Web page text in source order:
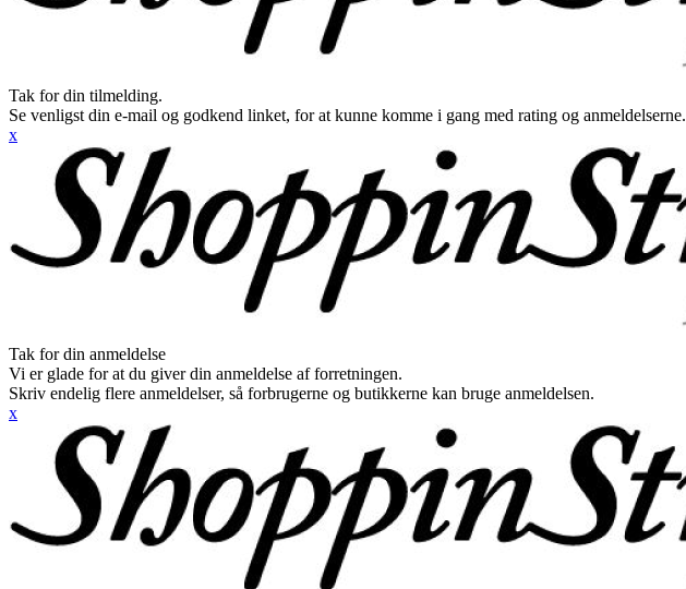
Tak for din tilmelding.
Se venligst din e-mail og godkend linket, for at kunne komme i gang med rating og anmeldelserne.
x
Tak for din anmeldelse
Vi er glade for at du giver din anmeldelse af forretningen.
Skriv endelig flere anmeldelser, så forbrugerne og butikkerne kan bruge anmeldelsen.
x